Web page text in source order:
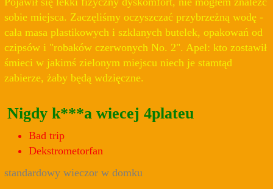
sobie miejsca. Zaczęliśmy oczyszczać przybrzeżną wodę -
cała masa plastikowych i szklanych butelek, opakowań od
czipsów i "robaków czerwonych No. 2". Apel: kto zostawił
śmieci w jakimś zielonym miejscu niech je stamtąd
zabierze, żaby będą wdzięczne.
Nigdy k***a wiecej 4plateu
Bad trip
Dekstrometorfan
standardowy wieczor w domku